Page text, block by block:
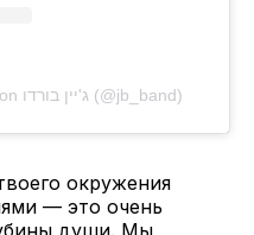
Публикация от Doron Talmon ג'יין בורדו (@jb_band)
окружения
— это очень